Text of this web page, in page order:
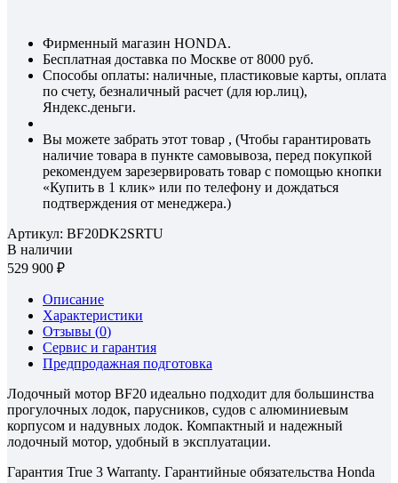
Фирменный магазин HONDA.
Бесплатная доставка по Москве от 8000 руб.
Способы оплаты: наличные, пластиковые карты, оплата
по счету, безналичный расчет (для юр.лиц),
Яндекс.деньги.
Вы можете забрать этот товар , (Чтобы гарантировать
наличие товара в пункте самовывоза, перед покупкой
рекомендуем зарезервировать товар с помощью кнопки
«Купить в 1 клик» или по телефону и дождаться
подтверждения от менеджера.)
Артикул: BF20DK2SRTU
В наличии
529 900
Описание
Характеристики
Отзывы (0)
Сервис и гарантия
Предпродажная подготовка
Лодочный мотор BF20 идеально подходит для большинства
прогулочных лодок, парусников, судов с алюминиевым
корпусом и надувных лодок. Компактный и надежный
лодочный мотор, удобный в эксплуатации.
Гарантия True 3 Warranty. Гарантийные обязательства Honda